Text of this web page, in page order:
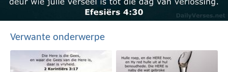
Verwante onderwerpe